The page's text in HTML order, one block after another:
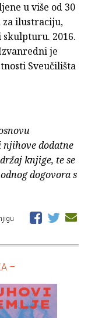
u više od 30
ilustraciju,
2016.
je
Sveučilišta
dodatne
knjige, te se
dogovora s
–